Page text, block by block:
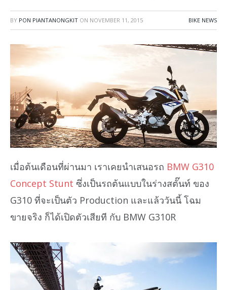
BY PON PIANTANONGKIT ON NOVEMBER 11, 2015 BIKE NEWS
เมื่อต้นเดือนที่ผ่านมา เราเคยนำเสนอรถ BMW G310
Concept Stunt ซึ่งเป็นรถต้นแบบในร่างสตั๊นท์ ของ
G310 ที่จะเป็นตัว Production และแล้ววันนี้ โฉม
ขายจริง ก็ได้เปิดตัวเสียที กับ BMW G310R